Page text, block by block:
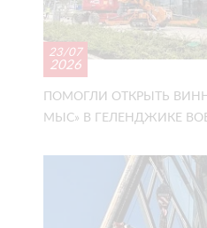
23/07
2026
ПОМОГЛИ ОТКРЫТЬ
МЫС» В ГЕЛЕНДЖИКЕ